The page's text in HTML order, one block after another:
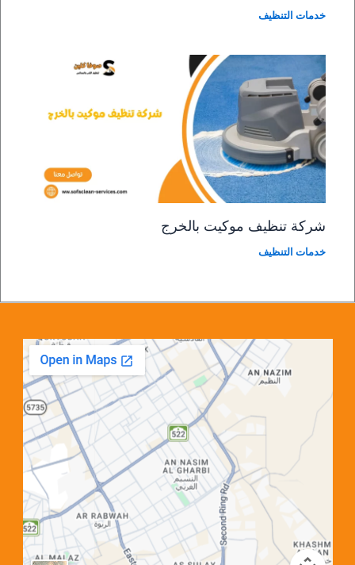
خدمات التنظيف
شركة تنظيف موكيت بالخرج
خدمات التنظيف